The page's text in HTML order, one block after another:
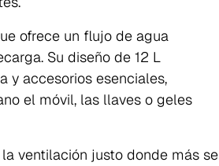
ofrece un flujo de agua
Su diseño de 12 L
y accesorios esenciales,
el móvil, las llaves o geles
ventilación justo donde más se